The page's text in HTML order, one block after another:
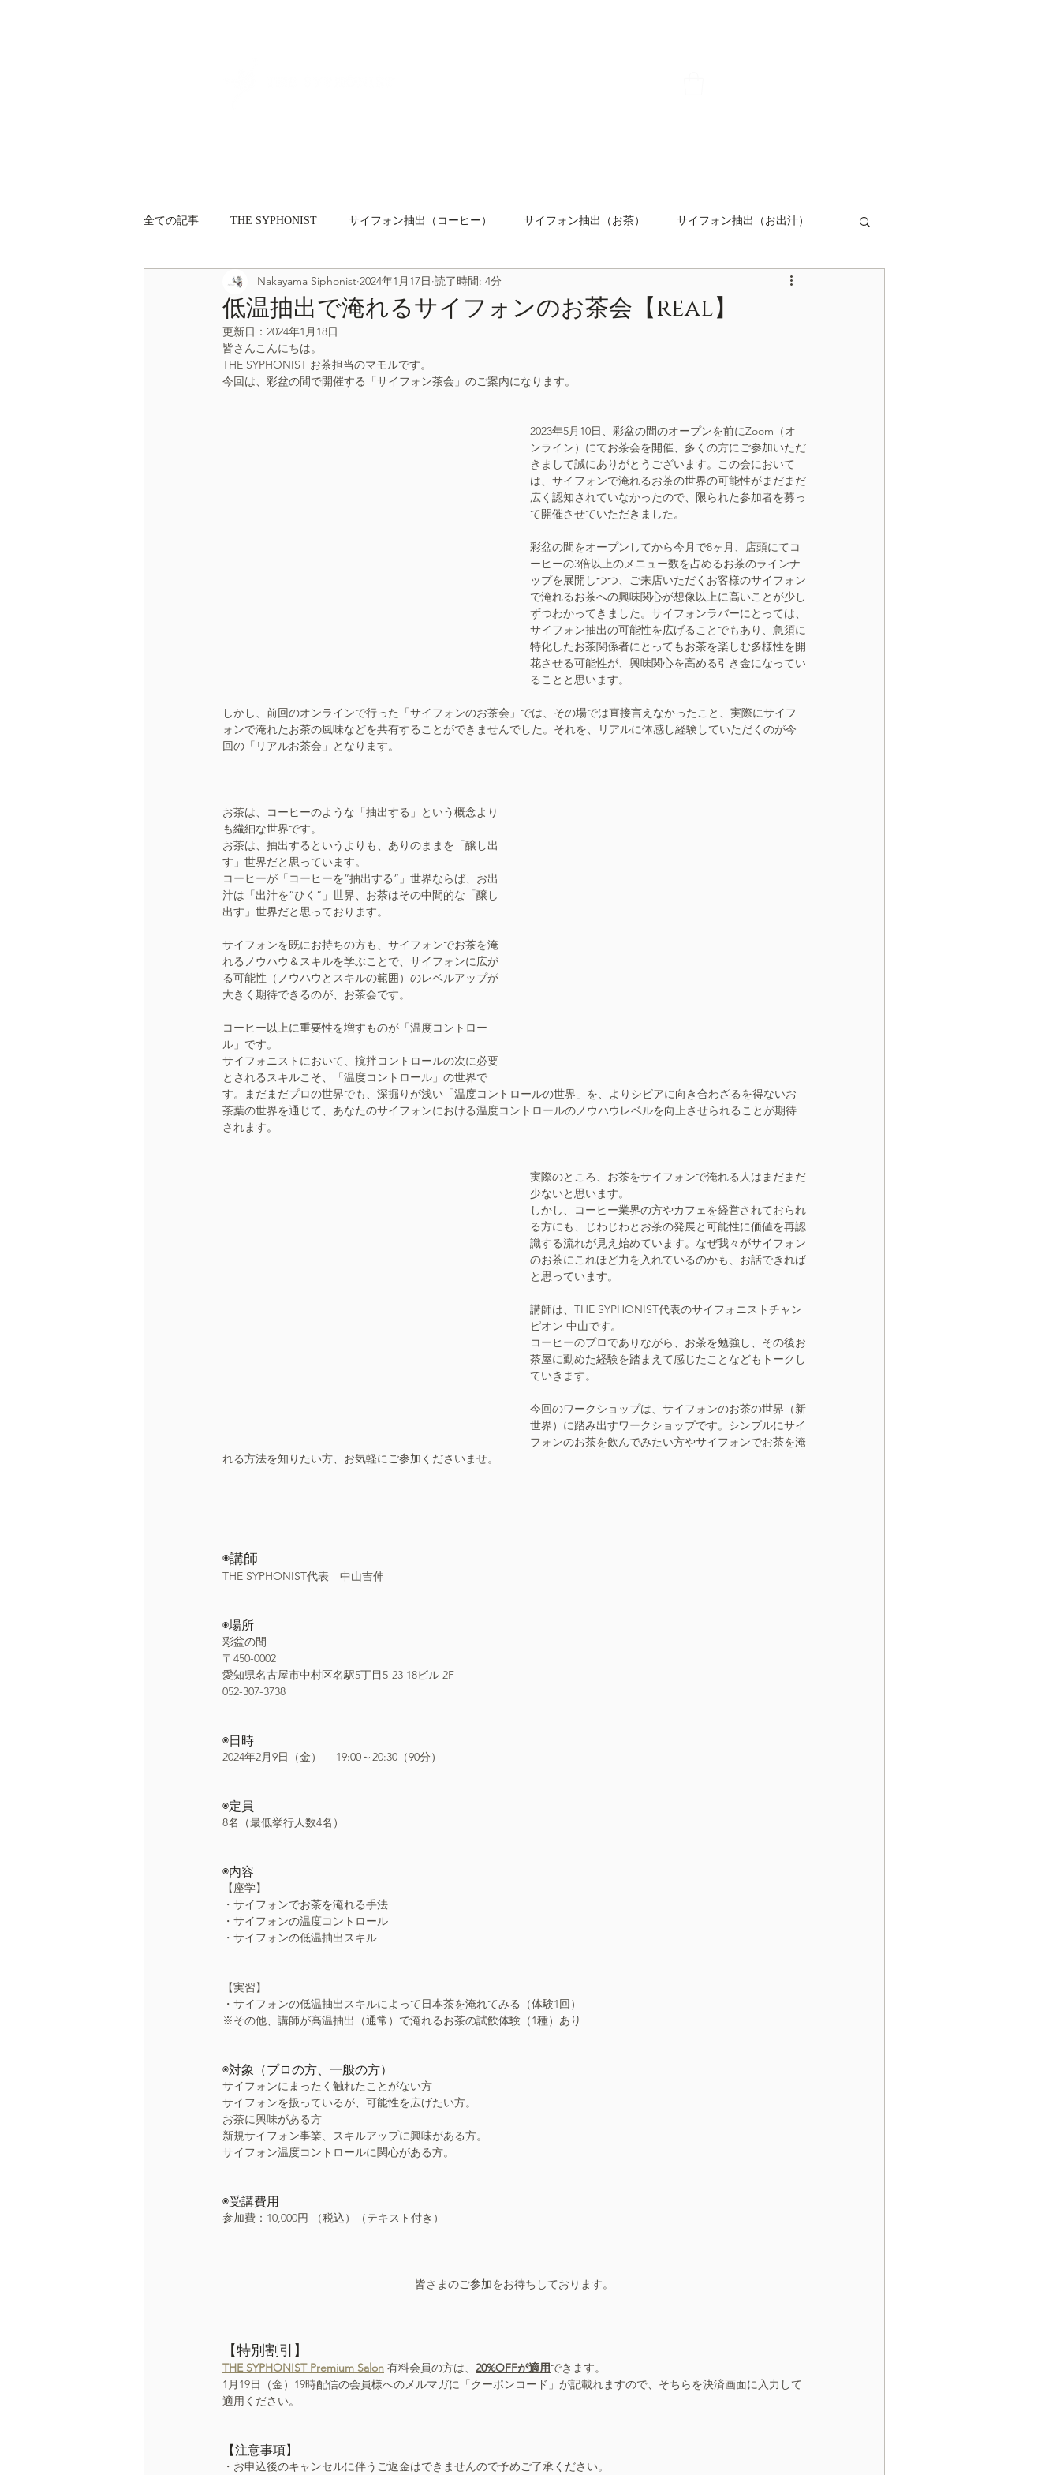
全ての記事 THE SYPHONIST サイフォン抽出（コーヒー） サイフォン抽出（お茶） サイフォン抽出（お出汁）
サイフォニスト（Siphonist） オリジナル品 温度コントロール バキュームコントロール
プロ向け情報 一般向け情報
低温抽出で淹れるサイフォンのお茶会【real】
Nakayama Siphonist 2024年1月17日 読了時間: 4分
更新日： 2024年1月18日
皆さんこんにちは。
THE SYPHONIST お茶担当のマモルです。
今回は、彩盆の間で開催する「サイフォン茶会」のご案内になります。
2023年5月10日、彩盆の間のオープンを前にZoom（オ
ンライン）にてお茶会を開催、多くの方にご参加いただ
きまして誠にありがとうございます。この会において
は、サイフォンで淹れるお茶の世界の可能性がまだまだ
広く認知されていなかったので、限られた参加者を募っ
て開催させていただきました。
彩盆の間をオープンしてから今月で8ヶ月、店頭にてコ
ーヒーの3倍以上のメニュー数を占めるお茶のラインナ
ップを展開しつつ、ご来店いただくお客様のサイフォン
で淹れるお茶への興味関心が想像以上に高いことが少し
ずつわかってきました。サイフォンラバーにとっては、
サイフォン抽出の可能性を広げることでもあり、急須に
特化したお茶関係者にとってもお茶を楽しむ多様性を開
花させる可能性が、興味関心を高める引き金になってい
ることと思います。
しかし、前回のオンラインで行った「サイフォンのお茶会」では、その場では直接言えなかったこと、実際にサイフ
ォンで淹れたお茶の風味などを共有することができませんでした。それを、リアルに体感し経験していただくのが今
回の「リアルお茶会」となります。
お茶は、コーヒーのような「抽出する」という概念より
も繊細な世界です。
お茶は、抽出するというよりも、ありのままを「醸し出
す」世界だと思っています。
コーヒーが「コーヒーを”抽出する”」世界ならば、お出
汁は「出汁を”ひく”」世界、お茶はその中間的な「醸し
出す」世界だと思っております。
サイフォンを既にお持ちの方も、サイフォンでお茶を淹
れるノウハウ＆スキルを学ぶことで、サイフォンに広が
る可能性（ノウハウとスキルの範囲）のレベルアップが
大きく期待できるのが、お茶会です。
コーヒー以上に重要性を増すものが「温度コントロー
ル」です。
サイフォニストにおいて、撹拌コントロールの次に必要
とされるスキルこそ、「温度コントロール」の世界で
す。まだまだプロの世界でも、深掘りが浅い「温度コントロールの世界」を、よりシビアに向き合わざるを得ないお
茶葉の世界を通じて、あなたのサイフォンにおける温度コントロールのノウハウレベルを向上させられることが期待
されます。
実際のところ、お茶をサイフォンで淹れる人はまだまだ
少ないと思います。
しかし、コーヒー業界の方やカフェを経営されておられ
る方にも、じわじわとお茶の発展と可能性に価値を再認
識する流れが見え始めています。なぜ我々がサイフォン
のお茶にこれほど力を入れているのかも、お話できれば
と思っています。
講師は、THE SYPHONIST代表のサイフォニストチャン
ピオン 中山です。
コーヒーのプロでありながら、お茶を勉強し、その後お
茶屋に勤めた経験を踏まえて感じたことなどもトークし
ていきます。
今回のワークショップは、サイフォンのお茶の世界（新
世界）に踏み出すワークショップです。シンプルにサイ
フォンのお茶を飲んでみたい方やサイフォンでお茶を淹
れる方法を知りたい方、お気軽にご参加くださいませ。
◉講師
THE SYPHONIST代表　中山吉伸
◉場所
彩盆の間
〒450-0002
愛知県名古屋市中村区名駅5丁目5-23 18ビル 2F
052-307-3738
◉日時
2024年2月9日（金） 　19:00～20:30（90分）
◉定員
8名（最低挙行人数4名）
◉内容
【座学】
・サイフォンでお茶を淹れる手法
・サイフォンの温度コントロール
・サイフォンの低温抽出スキル
【実習】
・サイフォンの低温抽出スキルによって日本茶を淹れてみる（体験1回）
※その他、講師が高温抽出（通常）で淹れるお茶の試飲体験（1種）あり
◉対象（プロの方、一般の方）
サイフォンにまったく触れたことがない方
サイフォンを扱っているが、可能性を広げたい方。
お茶に興味がある方
新規サイフォン事業、スキルアップに興味がある方。
サイフォン温度コントロールに関心がある方。
◉受講費用
参加費：10,000円 （税込）（テキスト付き）
皆さまのご参加をお待ちしております。
【特別割引】
THE SYPHONIST Premium Salon 有料会員の方は、 20%OFFが適用できます。
1月19日（金）19時配信の会員様へのメルマガに「クーポンコード」が記載れますので、そちらを決済画面に入力して
適用ください。
【注意事項】
・お申込後のキャンセルに伴うご返金はできませんので予めご了承ください。